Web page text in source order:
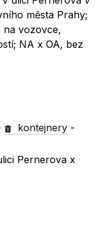
města Prahy;
na vozovce,
NA x OA, bez
kontejnery -
Pernerova x